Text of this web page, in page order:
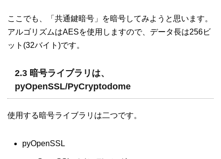
ここでも、「共通鍵暗号」を暗号してみようと思います。
アルゴリズムはAESを使用しますので、データ長は256ビ
ット(32バイト)です。
2.3 暗号ライブラリは、
pyOpenSSL/PyCryptodome
使用する暗号ライブラリは二つです。
pyOpenSSL